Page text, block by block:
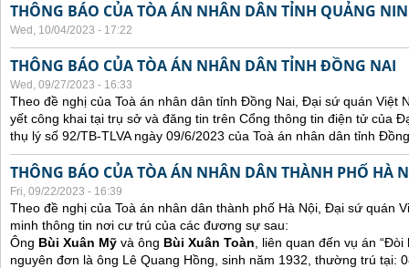
THÔNG BÁO CỦA TÒA ÁN NHÂN DÂN TỈNH QUẢNG
Wed, 10/04/2023 - 17:22
THÔNG BÁO CỦA TÒA ÁN NHÂN DÂN TỈNH ĐỒNG NAI
Wed, 09/27/2023 - 16:33
Theo đề nghị của Toà án nhân dân tỉnh Đồng Nai, Đại sứ quán Việt
yết công khai tại trụ sở và đăng tin trên Cổng thông tin điện tử của
thụ lý số 92/TB-TLVA ngày 09/6/2023 của Toà án nhân dân tỉnh
THÔNG BÁO CỦA TÒA ÁN NHÂN DÂN THÀNH PHỐ HÀ
Fri, 09/22/2023 - 16:39
Theo đề nghị của Toà án nhân dân thành phố Hà Nội, Đại sứ quán
minh thông tin nơi cư trú của các đương sự sau:
Ông Bùi Xuân Mỹ và ông Bùi Xuân Toàn , liên quan đến vụ án
nguyên đơn là ông Lê Quang Hồng, sinh năm 1932, thường trú tại: